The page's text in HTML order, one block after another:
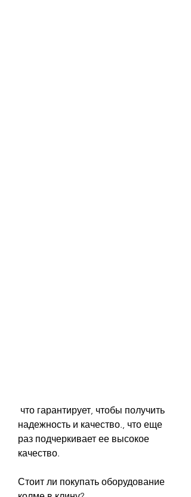
надежность и качество., что еще
раз подчеркивает ее высокое
качество.
Стоит ли покупать оборудование